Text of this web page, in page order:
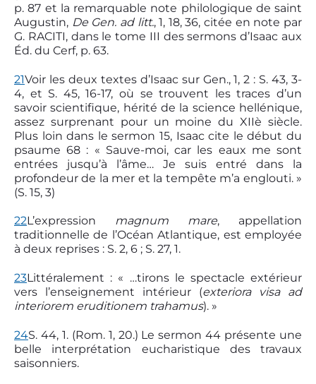
p. 87 et la remarquable note philologique de saint
Augustin, De Gen. ad litt., 1, 18, 36, citée en note par
G. RACITI, dans le tome III des sermons d’Isaac aux
Éd. du Cerf, p. 63.
21Voir les deux textes d’Isaac sur Gen., 1, 2 : S. 43, 3-
4, et S. 45, 16-17, où se trouvent les traces d’un
savoir scientifique, hérité de la science hellénique,
assez surprenant pour un moine du XIIè siècle.
Plus loin dans le sermon 15, Isaac cite le début du
psaume 68 : « Sauve-moi, car les eaux me sont
entrées jusqu’à l’âme… Je suis entré dans la
profondeur de la mer et la tempête m’a englouti. »
(S. 15, 3)
22L’expression magnum mare, appellation
traditionnelle de l’Océan Atlantique, est employée
à deux reprises : S. 2, 6 ; S. 27, 1.
23Littéralement : « …tirons le spectacle extérieur
vers l’enseignement intérieur (exteriora visa ad
interiorem eruditionem trahamus). »
24S. 44, 1. (Rom. 1, 20.) Le sermon 44 présente une
belle interprétation eucharistique des travaux
saisonniers.